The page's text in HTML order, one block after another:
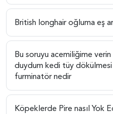
British longhair oğluma eş
Bu soruyu acemiliğime
duydum kedi tüy dökülmesi
furminatör nedir
Köpeklerde Pire nasıl Yok